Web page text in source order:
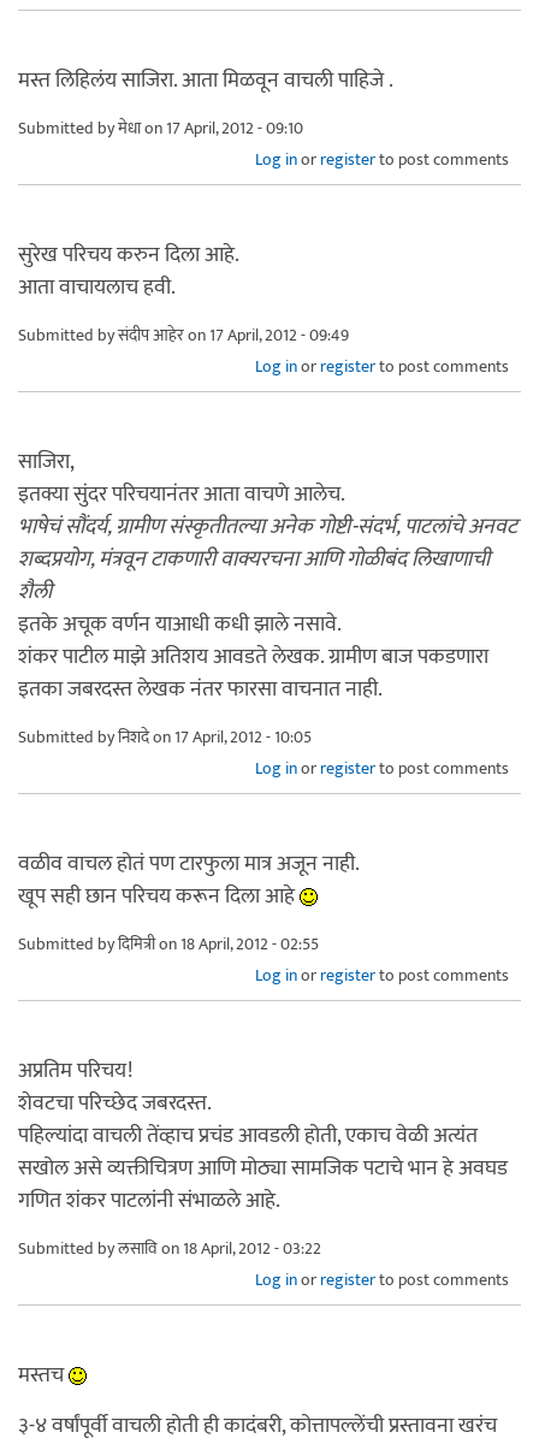
मस्त लिहिलंय साजिरा. आता मिळवून वाचली पाहिजे .
Submitted byमेधाon 17 April, 2012 - 09:10
Log inorregisterto post comments
सुरेख परिचय करुन दिला आहे.
आता वाचायलाच हवी.
Submitted byसंदीप आहेरon 17 April, 2012 - 09:49
Log inorregisterto post comments
साजिरा,
इतक्या सुंदर परिचयानंतर आता वाचणे आलेच.
भाषेचं सौंदर्य, ग्रामीण संस्कृतीतल्या अनेक गोष्टी-संदर्भ, पाटलांचे अनवट
शब्दप्रयोग, मंत्रवून टाकणारी वाक्यरचना आणि गोळीबंद लिखाणाची
शैली
इतके अचूक वर्णन याआधी कधी झाले नसावे.
शंकर पाटील माझे अतिशय आवडते लेखक. ग्रामीण बाज पकडणारा
इतका जबरदस्त लेखक नंतर फारसा वाचनात नाही.
Submitted byनिशदेon 17 April, 2012 - 10:05
Log inorregisterto post comments
वळीव वाचल होतं पण टारफुला मात्र अजून नाही.
खूप सही छान परिचय करून दिला आहे
Submitted byदिमित्रीon 18 April, 2012 - 02:55
Log inorregisterto post comments
अप्रतिम परिचय!
शेवटचा परिच्छेद जबरदस्त.
पहिल्यांदा वाचली तेंव्हाच प्रचंड आवडली होती, एकाच वेळी अत्यंत
सखोल असे व्यक्तीचित्रण आणि मोठ्या सामजिक पटाचे भान हे अवघड
गणित शंकर पाटलांनी संभाळले आहे.
Submitted byलसाविon 18 April, 2012 - 03:22
Log inorregisterto post comments
मस्तच
३-४ वर्षांपूर्वी वाचली होती ही कादंबरी, कोत्तापल्लेंची प्रस्तावना खरंच